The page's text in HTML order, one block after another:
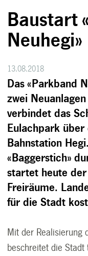
Baustart
Neuhegi»
13.08.2018
Das «Parkband
zwei
verbindet das
Eulachpark
Bahnstation
«Baggerstich»
startet heute
Freiräume.
für die Stadt
Mit der Realisierung
beschreitet die